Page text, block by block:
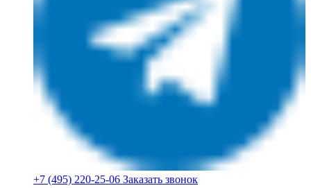
+7 (495) 220-25-06 Заказать звонок